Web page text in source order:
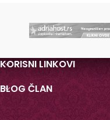
KORISNI LINKOVI
BLOG ČLAN